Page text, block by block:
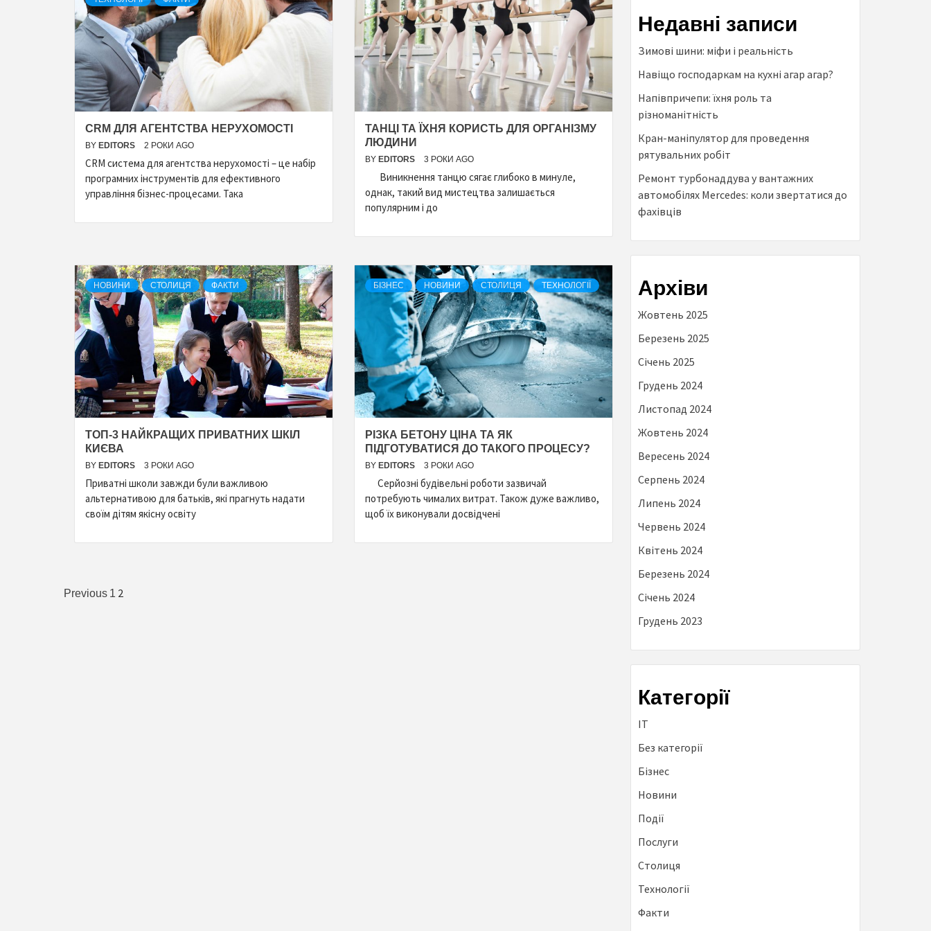
CRM ДЛЯ АГЕНТСТВА НЕРУХОМОСТІ
BY EDITORS 2 РОКИ AGO
CRM система для агентства нерухомості – це набір
програмних інструментів для ефективного
управління бізнес-процесами. Така
ТАНЦІ ТА ЇХНЯ КОРИСТЬ ДЛЯ ОРГАНІЗМУ
ЛЮДИНИ
BY EDITORS 3 РОКИ AGO
Виникнення танцю сягає глибоко в минуле,
однак, такий вид мистецтва залишається
популярним і до
НОВИНИ СТОЛИЦЯ ФАКТИ
ТОП-3 НАЙКРАЩИХ ПРИВАТНИХ ШКІЛ
КИЄВА
BY EDITORS 3 РОКИ AGO
Приватні школи завжди були важливою
альтернативою для батьків, які прагнуть надати
своїм дітям якісну освіту
БІЗНЕС НОВИНИ СТОЛИЦЯ ТЕХНОЛОГІЇ
РІЗКА БЕТОНУ ЦІНА ТА ЯК
ПІДГОТУВАТИСЯ ДО ТАКОГО ПРОЦЕСУ?
BY EDITORS 3 РОКИ AGO
Серйозні будівельні роботи зазвичай
потребують чималих витрат. Також дуже важливо,
щоб їх виконували досвідчені
Пагінація
Previous 1 2
Недавні записи
Зимові шини: міфи і реальність
Навіщо господаркам на кухні агар агар?
Напівпричепи: їхня роль та
різноманітність
Кран-маніпулятор для проведення
рятувальних робіт
Ремонт турбонаддува у вантажних
автомобілях Mercedes: коли звертатися до
фахівців
Архіви
Жовтень 2025
Березень 2025
Січень 2025
Грудень 2024
Листопад 2024
Жовтень 2024
Вересень 2024
Серпень 2024
Липень 2024
Червень 2024
Квітень 2024
Березень 2024
Січень 2024
Грудень 2023
Категорії
IT
Без категорії
Бізнес
Новини
Події
Послуги
Столиця
Технології
Факти